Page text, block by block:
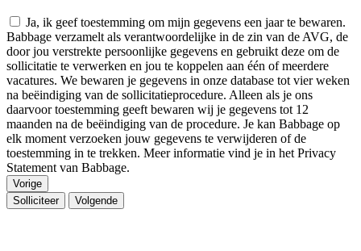
Ja, ik geef toestemming om mijn gegevens een jaar te bewaren.
Babbage verzamelt als verantwoordelijke in de zin van de AVG, de
door jou verstrekte persoonlijke gegevens en gebruikt deze om de
sollicitatie te verwerken en jou te koppelen aan één of meerdere
vacatures. We bewaren je gegevens in onze database tot vier weken
na beëindiging van de sollicitatieprocedure. Alleen als je ons
daarvoor toestemming geeft bewaren wij je gegevens tot 12
maanden na de beëindiging van de procedure. Je kan Babbage op
elk moment verzoeken jouw gegevens te verwijderen of de
toestemming in te trekken. Meer informatie vind je in het Privacy
Statement van Babbage.
Vorige
Solliciteer
Volgende